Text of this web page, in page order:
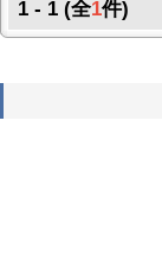
1 - 1 (全1件)